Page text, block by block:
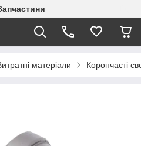
матеріали Корончасті